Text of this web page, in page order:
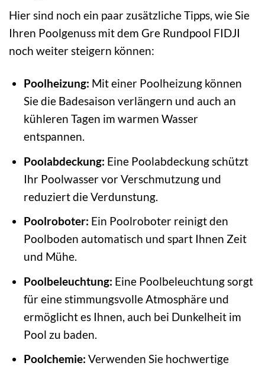
Hier sind noch ein paar zusätzliche Tipps, wie Sie
Ihren Poolgenuss mit dem Gre Rundpool FIDJI
noch weiter steigern können:
Poolheizung: Mit einer Poolheizung können
Sie die Badesaison verlängern und auch an
kühleren Tagen im warmen Wasser
entspannen.
Poolabdeckung: Eine Poolabdeckung schützt
Ihr Poolwasser vor Verschmutzung und
reduziert die Verdunstung.
Poolroboter: Ein Poolroboter reinigt den
Poolboden automatisch und spart Ihnen Zeit
und Mühe.
Poolbeleuchtung: Eine Poolbeleuchtung sorgt
für eine stimmungsvolle Atmosphäre und
ermöglicht es Ihnen, auch bei Dunkelheit im
Pool zu baden.
Poolchemie: Verwenden Sie hochwertige